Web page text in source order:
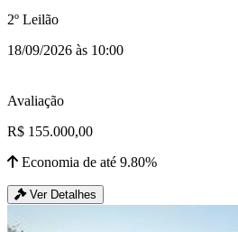
2º Leilão
18/09/2026 às 10:00
Avaliação
R$ 155.000,00
Economia de até 9.80%
Ver Detalhes